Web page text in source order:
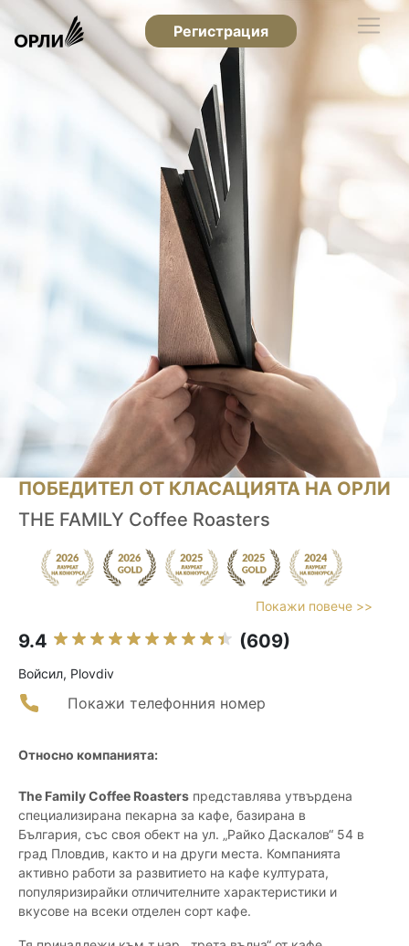
Регистрация
ПОБЕДИТЕЛ ОТ КЛАСАЦИЯТА НА ОРЛИ
THE FAMILY Coffee Roasters
Покажи повече >>
9.4 (609)
Войсил, Plovdiv
Покажи телефонния номер
Относно компанията:
The Family Coffee Roasters представлява утвърдена
специализирана пекарна за кафе, базирана в
България, със своя обект на ул. „Райко Даскалов“ 54 в
град Пловдив, както и на други места. Компанията
активно работи за развитието на кафе културата,
популяризирайки отличителните характеристики и
вкусове на всеки отделен сорт кафе.